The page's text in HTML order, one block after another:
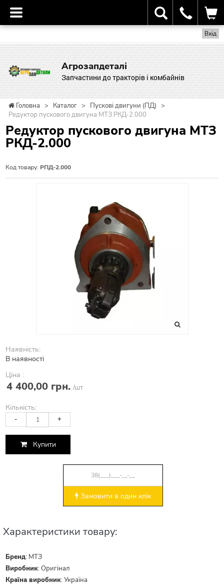
Вхід
Агрозапдеталі
Запчастини до тракторів і комбайнів
Головна > Каталог > Пускові двигуни (ПД) >
Редуктор пускового двигуна МТЗ РКД-2.000
Редуктор пускового двигуна МТЗ
РКД-2.000
Код товару: РПД-2.000
Наявність:
В наявності
Ціна :
4 400,00 грн. /шт
Кількість:
- +
Купити
Замовити в один клік
Характеристики товару:
Бренд: МТЗ
Виробник:Оригінал
Країна виробник:Україна